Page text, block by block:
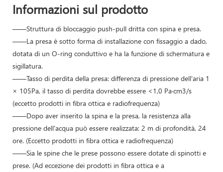
Informazioni sul prodotto
——Struttura di bloccaggio push-pull dritta con spina e presa.
——La presa è sotto forma di installazione con fissaggio a dado,
dotata di un O-ring conduttivo e ha la funzione di schermatura e
sigillatura.
——Tasso di perdita della presa: differenza di pressione dell'aria 1
× 105Pa, il tasso di perdita dovrebbe essere <1,0 Pa·cm3/s
(eccetto prodotti in fibra ottica e radiofrequenza)
——Dopo aver inserito la spina e la presa, la resistenza alla
pressione dell'acqua può essere realizzata: 2 m di profondità, 24
ore. (Eccetto prodotti in fibra ottica e radiofrequenza)
——Sia le spine che le prese possono essere dotate di spinotti e
prese. (Ad eccezione dei prodotti in fibra ottica e a